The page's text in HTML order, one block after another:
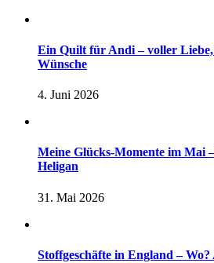
Ein Quilt für Andi – voller
Wünsche
4. Juni 2026
Meine Glücks-Momente im Mai
Heligan
31. Mai 2026
Stoffgeschäfte in England –